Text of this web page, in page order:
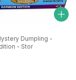
Dumpling -
- Stor